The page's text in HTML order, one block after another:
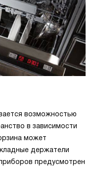
возможностью
в зависимости
может
держатели
предусмотрен